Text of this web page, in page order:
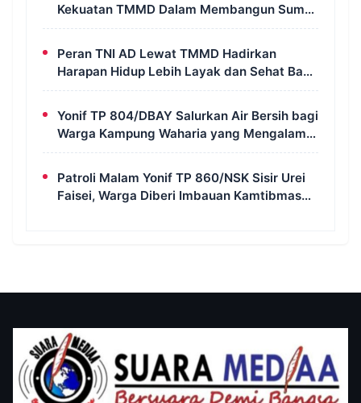
Kekuatan TMMD Dalam Membangun Sumur
Galian di Wanam
Peran TNI AD Lewat TMMD Hadirkan
Harapan Hidup Lebih Layak dan Sehat Bagi
Warga Kampung Wanam
Yonif TP 804/DBAY Salurkan Air Bersih bagi
Warga Kampung Waharia yang Mengalami
Krisis Air
Patroli Malam Yonif TP 860/NSK Sisir Urei
Faisei, Warga Diberi Imbauan Kamtibmas